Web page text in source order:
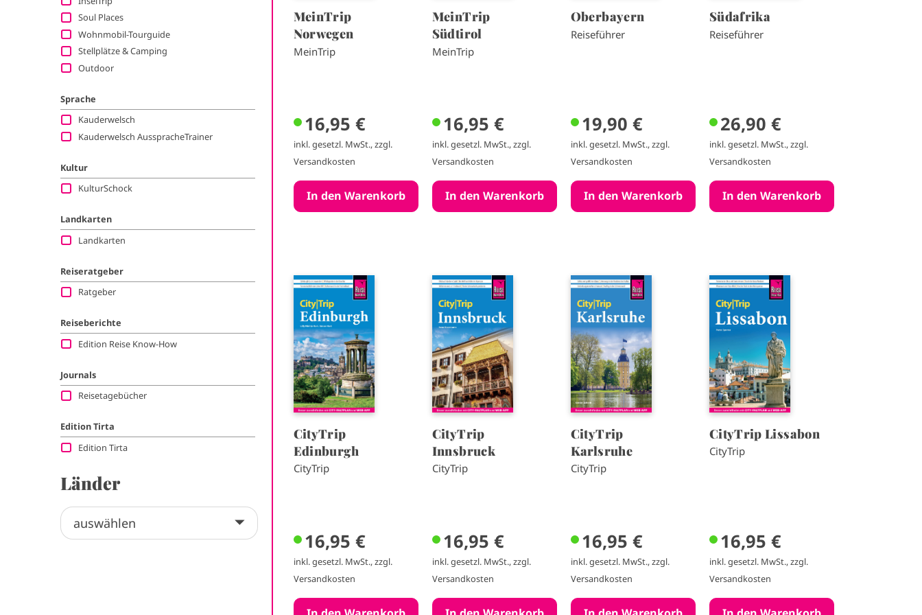
i
g
t
o
i
g
t
i
o
Soul Places
Wohnmobil-Tourguide
Stellplätze & Camping
Outdoor
Sprache
Kauderwelsch
Kauderwelsch AusspracheTrainer
Kultur
KulturSchock
Landkarten
Landkarten
Reiseratgeber
Ratgeber
Reiseberichte
Edition Reise Know-How
Journals
Reisetagebücher
Edition Tirta
Edition Tirta
Länder
MeinTrip
Norwegen
MeinTrip
16,95 €
inkl. gesetzl. MwSt., zzgl.
Versandkosten
MeinTrip
Südtirol
MeinTrip
16,95 €
inkl. gesetzl. MwSt., zzgl.
Versandkosten
Oberbayern
Reiseführer
19,90 €
inkl. gesetzl. MwSt., zzgl.
Versandkosten
Südafrika
Reiseführer
26,90 €
inkl. gesetzl. MwSt., zzgl.
Versandkosten
I
m
a
g
e
CityTrip
Edinburgh
CityTrip
16,95 €
inkl. gesetzl. MwSt., zzgl.
Versandkosten
I
m
a
g
e
CityTrip
Innsbruck
CityTrip
16,95 €
inkl. gesetzl. MwSt., zzgl.
Versandkosten
I
m
a
g
e
CityTrip
Karlsruhe
CityTrip
16,95 €
inkl. gesetzl. MwSt., zzgl.
Versandkosten
I
m
a
CityTrip Lissabon
CityTrip
16,95 €
inkl. gesetzl. MwSt., zzgl.
Versandkosten